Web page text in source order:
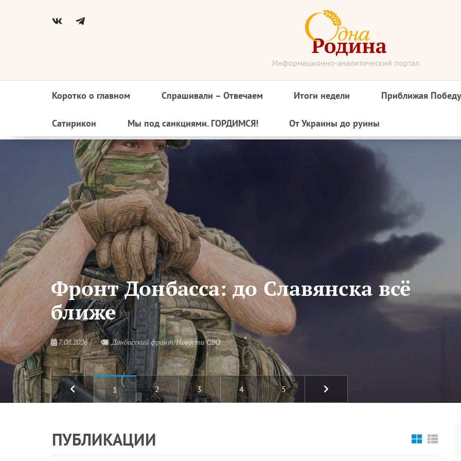
Информационно-аналитический портал
Основная
навигация
Коротко о главном Спрашивали – Отвечаем Итоги недели Приближая Победу
Сатирикон Мы под санкциями. ГОРДИМСЯ! От Украины до руины
Фронт Донбасса: до Славянска всё
ближе
7.08.2026 Донбасский фронт/Новости СВО
1 2 3 4 5
ПУБЛИКАЦИИ